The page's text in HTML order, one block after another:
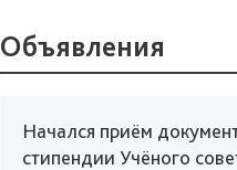
Объявления
Начался приём
стипендии Учёного